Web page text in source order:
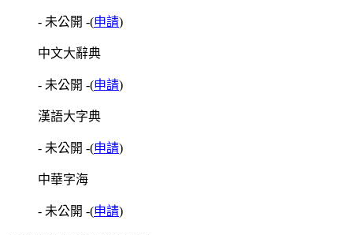
- 未公開 -(申請)
中文大辭典
- 未公開 -(申請)
漢語大字典
- 未公開 -(申請)
中華字海
- 未公開 -(申請)